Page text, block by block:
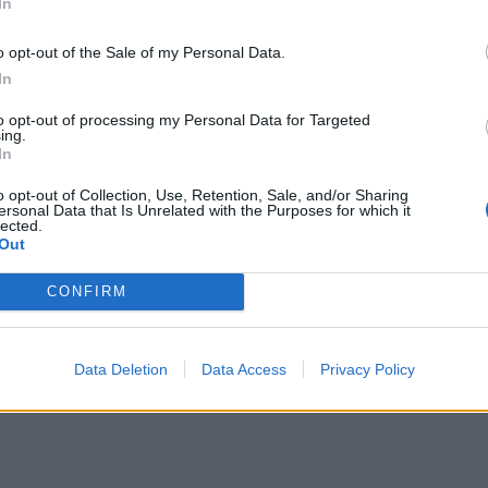
opt-out of the Sale of my Personal Data.
opt-out of processing my Personal Data for Targeted
opt-out of Collection, Use, Retention, Sale, and/or Sharing
Data that Is Unrelated with the Purposes for which it
CONFIRM
Data Deletion Data Access Privacy Policy
που ο ουρανός δεν είναι ένας μακρινός, αδιάφορος
– το ακούν μόνο όσοι έχουν το θάρρος να το
είναι έτοιμοι να το υπηρετήσουν.
ΔΙΑΦΗΜΙΣΗ